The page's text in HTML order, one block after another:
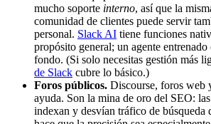
mucho soporte interno, así que la
comunidad de clientes puede servir
personal. Slack AI tiene funciones
propósito general; un agente entrenado
fondo. (Si solo necesitas gestión más
de Slack cubre lo básico.)
Foros públicos. Discourse, foros web
ayuda. Son la mina de oro del SEO: las
indexan y desvían tráfico de búsqueda